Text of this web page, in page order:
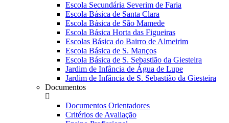
Escola Secundária Severim de Faria
Escola Básica de Santa Clara
Escola Básica de São Mamede
Escola Básica Horta das Figueiras
Escolas Básica do Bairro de Almeirim
Escola Básica de S. Manços
Escola Básica de S. Sebastião da Giesteira
Jardim de Infância de Água de Lupe
Jardim de Infância de S. Sebastião da Giesteira
Documentos
Documentos Orientadores
Critérios de Avaliação